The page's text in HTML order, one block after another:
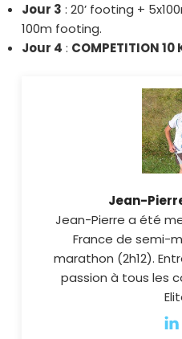
Jour 3 : 20’ footing +
100m footing.
Jour 4 : COMPETITION 10
Jean-
Jean-Pierre a été
France de semi-
marathon (2h12).
passion à tous les